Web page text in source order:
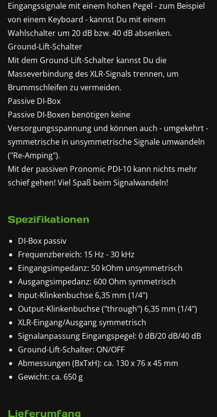
Eingangssignale mit einem hohen Pegel - zum Beispiel
von einem Keyboard - kannst Du mit einem
Wahlschalter um 20 dB bzw. 40 dB absenken.
Ground-Lift-Schalter
Mit dem Ground-Lift-Schalter kannst Du die
Masseverbindung des XLR-Signals trennen, um
Brummschleifen zu vermeiden.
Passive DI-Box
Passive DI-Boxen benötigen keine
Versorgungsspannung und können auch - umgekehrt -
symmetrische in unsymmetrische Signale umwandeln
("Re-Amping").
Mit der passiven Pronomic PDI-10 kann nichts mehr
schief gehen! Viel Spaß beim Signalwandeln!
Spezifikationen
DI-Box passiv
Frequenzbereich: 15 Hz - 30 kHz
Eingangsimpedanz: 50 kOhm unsymmetrisch
Ausgangsimpedanz: 600 Ohm symmetrisch
Input-Klinkenbuchse 6,35 mm (1/4")
Output-Klinkenbuchse ("through") 6,35 mm (1/4")
XLR-Eingang/Ausgang symmetrisch
Signalanpassung Eingangspegel: 0 dB/20 dB/40 dB
Ground-Lift-Schalter: ON/OFF
Abmessungen (BxTxH): ca. 130 x 76 x 45 mm
Gewicht: ca. 650 g
Lieferumfang